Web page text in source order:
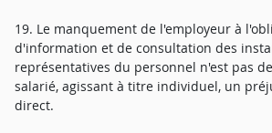
19. Le manquement de l'employeur à
d'information et de consultation des
représentatives du personnel n'est pas
salarié, agissant à titre individuel, un
direct.